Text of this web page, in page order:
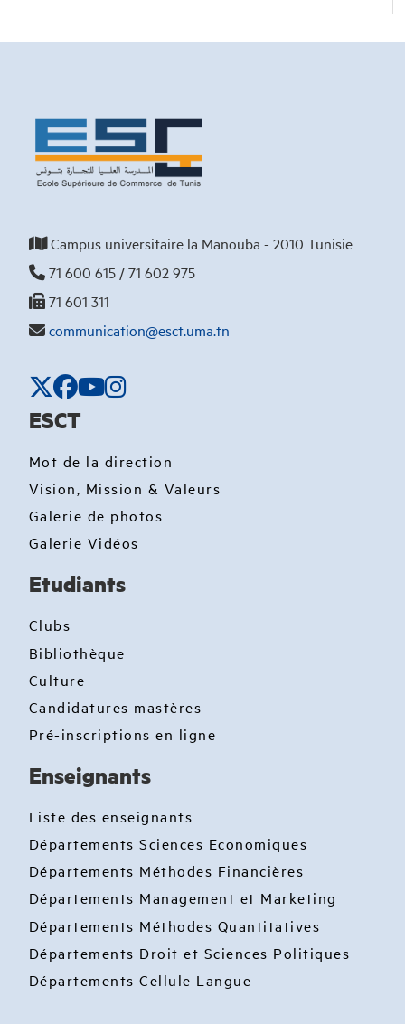
Campus universitaire la Manouba - 2010 Tunisie
71 600 615 / 71 602 975
71 601 311
communication@esct.uma.tn
ESCT
Mot de la direction
Vision, Mission & Valeurs
Galerie de photos
Galerie Vidéos
Etudiants
Clubs
Bibliothèque
Culture
Candidatures mastères
Pré-inscriptions en ligne
Enseignants
Liste des enseignants
Départements Sciences Economiques
Départements Méthodes Financières
Départements Management et Marketing
Départements Méthodes Quantitatives
Départements Droit et Sciences Politiques
Départements Cellule Langue